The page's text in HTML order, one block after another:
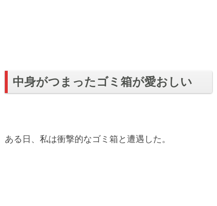
中身がつまったゴミ箱が愛おしい
ある日、私は衝撃的なゴミ箱と遭遇した。